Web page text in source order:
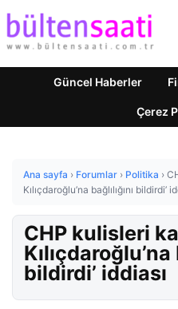
Güncel Haberler
Çerez
Ana sayfa › Forumlar › Politika ›
Kılıçdaroğlu’na bağlılığını bildirdi’
CHP kulisleri
Kılıçdaroğlu’na
bildirdi’ iddiası